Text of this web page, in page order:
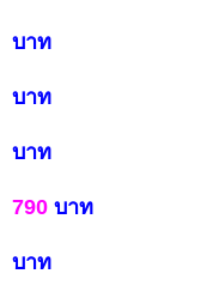
12 *
บาท
16 *
บาท
บาท
20 *
790 บาท
20 *
บาท